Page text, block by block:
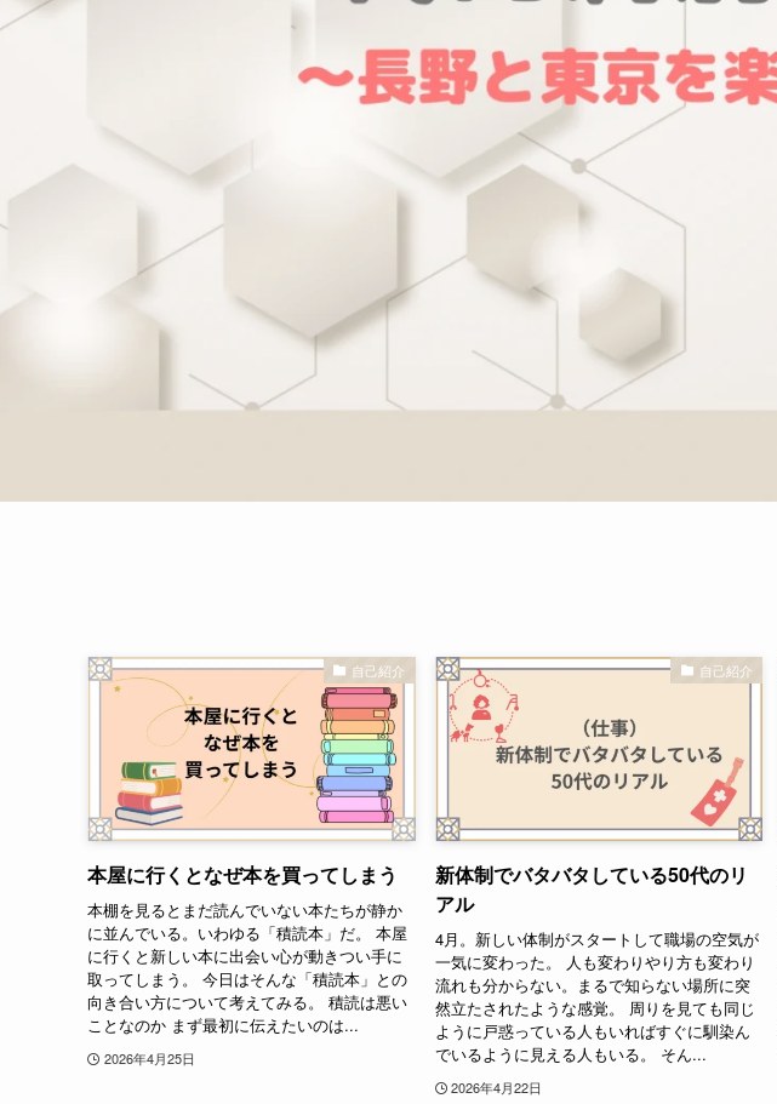
自己紹介
本屋に行くとなぜ本を買ってしまう
本棚を見るとまだ読んでいない本たちが静か
に並んでいる。いわゆる「積読本」だ。 本屋
に行くと新しい本に出会い心が動きつい手に
取ってしまう。 今日はそんな「積読本」との
向き合い方について考えてみる。 積読は悪い
ことなのか まず最初に伝えたいのは...
2026年4月25日
自己紹介
新体制でバタバタしている50代のリ
アル
4月。新しい体制がスタートして職場の空気が
一気に変わった。 人も変わりやり方も変わり
流れも分からない。まるで知らない場所に突
然立たされたような感覚。 周りを見ても同じ
ように戸惑っている人もいればすぐに馴染ん
でいるように見える人もいる。 そん...
2026年4月22日